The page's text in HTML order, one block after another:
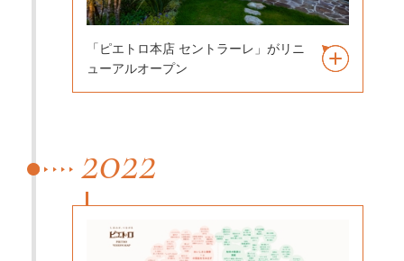
「ピエトロ本店 セントラーレ」がリニ
ューアルオープン
2022